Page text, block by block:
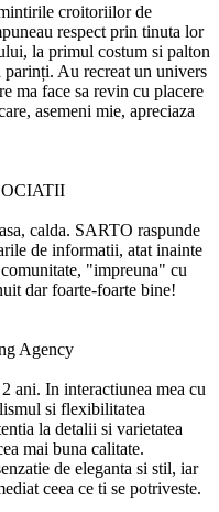
croitoriilor de
respect prin tinuta lor
la primul costum si palton
parinți. Au recreat un univers
ma face sa revin cu placere
asemeni mie, apreciaza
calda. SARTO raspunde
de informatii, atat inainte
"impreuna" cu
dar foarte-foarte bine!
Agency
ani. In interactiunea mea cu
si flexibilitatea
la detalii si varietatea
mai buna calitate.
de eleganta si stil, iar
ceea ce ti se potriveste.